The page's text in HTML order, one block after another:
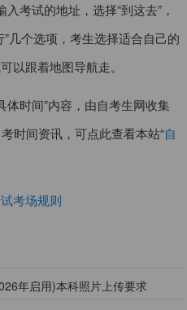
考试的地址，选择“到这去”，
几个选项，考生选择适合自己的
以跟着地图导航走。
体时间”内容，由自考生网收集
时间资讯，可点此查看本站“自
考场规则
年启用)本科照片上传要求